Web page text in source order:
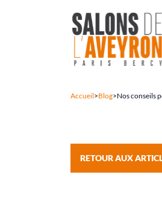
Accueil>Blog>Nos conseils
RETOUR AUX